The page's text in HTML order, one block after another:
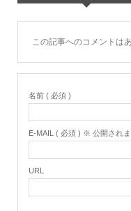
この記事へのコメントは
名前 ( 必須 )
E-MAIL ( 必須 ) ※ 公開され
URL